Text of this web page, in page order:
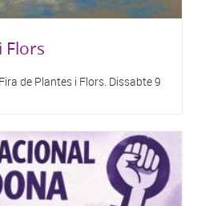
Flors
de Plantes i Flors. Dissabte 9